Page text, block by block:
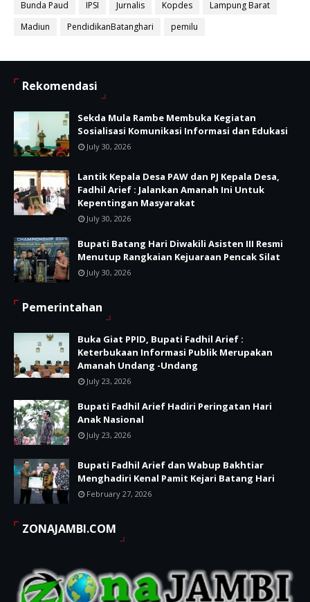
Bunda Paud
IPSI Jurnalis Kopdes
Lampung Barat
Madiun
PendidikanBatanghari pemilu
Rekomendasi
Sekda Mula Rambe Membuka Kegiatan
Sosialisasi Komunikasi Informasi dan Edukasi
July 30, 2026
Lantik Kepala Desa PAW dan PJ Kepala Desa,
Fadhil Arief : Jalankan Amanah Ini Untuk
Kepentingan Masyarakat
July 30, 2026
Bupati Batang Hari Diwakili Asisten III Resmi
Menutup Rangkaian Kejuaraan Pencak Silat
July 30, 2026
Pemerintahan
Buka Giat PPID, Bupati Fadhil Arief :
Keterbukaan Informasi Publik Merupakan
Amanah Undang -Undang
July 23, 2026
Bupati Fadhil Arief Hadiri Peringatan Hari
Anak Nasional
July 23, 2026
Bupati Fadhil Arief dan Wabup Bakhtiar
Menghadiri Kenal Pamit Kejari Batang Hari
February 27, 2026
ZONAJAMBI.COM